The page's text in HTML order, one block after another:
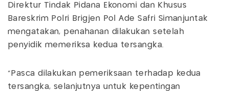
Direktur Tindak Pidana Ekonomi dan Khusus
Bareskrim Polri Brigjen Pol Ade Safri Simanjuntak
mengatakan, penahanan dilakukan setelah
penyidik memeriksa kedua tersangka.
“Pasca dilakukan pemeriksaan terhadap kedua
tersangka, selanjutnya untuk kepentingan